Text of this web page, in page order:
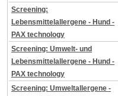
Screening:
Lebensmittelallergene - Hund -
PAX technology
Screening: Umwelt- und
Lebensmittelallergene - Hund -
PAX technology
Screening: Umweltallergene -